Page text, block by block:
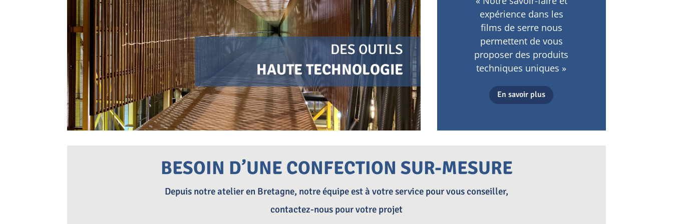
DES OUTILS
HAUTE TECHNOLOGIE
expérience dans les
films de serre nous
permettent de vous
proposer des produits
techniques uniques »
En savoir plus
BESOIN D’UNE CONFECTION SUR-MESURE
Depuis notre atelier en Bretagne, notre équipe est à votre service pour vous conseiller,
contactez-nous pour votre projet